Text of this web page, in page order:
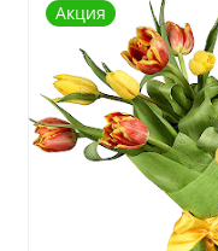
Акция